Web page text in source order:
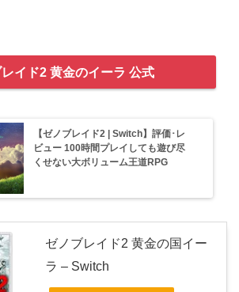
イド2 黄金のイーラ 公式
【ゼノブレイド2 | Switch】評価･レ
ビュー 100時間プレイしても遊び尽
くせない大ボリューム王道RPG
ゼノブレイド2 黄金の国イー
ラ – Switch